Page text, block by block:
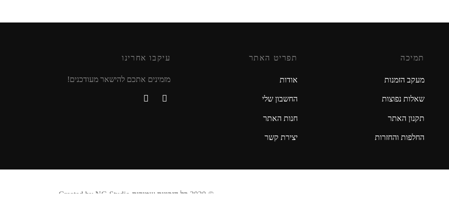
תמיכה
מעקב הזמנות
שאלות נפוצות
תקנון האתר
החלפות והחזרות
תפריט האתר
אודות
החשבון שלי
חנות האתר
יצירת קשר
עיקבו אחרינו
מזמינים אתכם להישאר מעודכנים!
© 2020 כל הזכויות שמורות Created by NG Studio